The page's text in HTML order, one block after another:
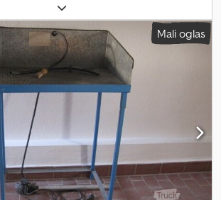
možno. Prosimo, ne pošiljajte e-poštnih
smo vam na voljo po telefonu. Ogled in
samo po predhodnem telefonskem dogovoru.
Pridržujemo si pravico do sprememb,
Mali oglas